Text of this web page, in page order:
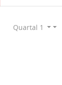
Quartal 1